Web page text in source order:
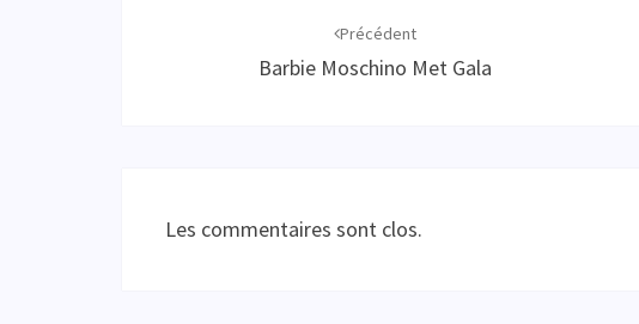
Précédent
Barbie Moschino Met Gala
Les commentaires sont clos.